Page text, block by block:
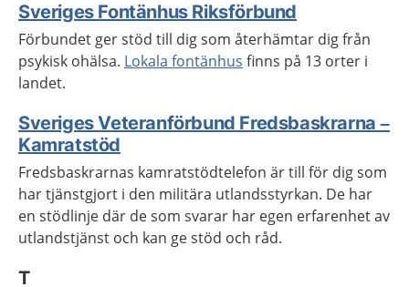
Sveriges Fontänhus Riksförbund
Förbundet ger stöd till dig som återhämtar dig från
psykisk ohälsa. Lokala fontänhus finns på 13 orter i
landet.
Sveriges Veteranförbund Fredsbaskrarna –
Kamratstöd
Fredsbaskrarnas kamratstödtelefon är till för dig som
har tjänstgjort i den militära utlandsstyrkan. De har
en stödlinje där de som svarar har egen erfarenhet av
utlandstjänst och kan ge stöd och råd.
T